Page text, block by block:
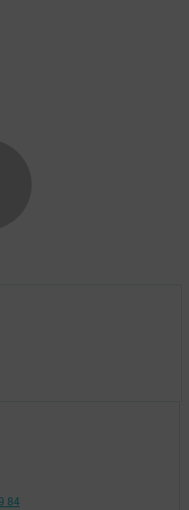
84